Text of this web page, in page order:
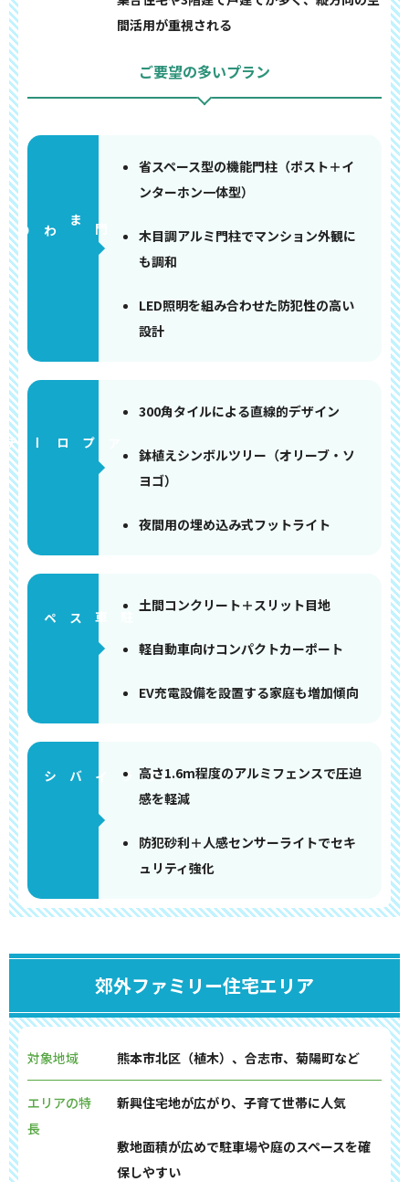
間活用が重視される
ご要望の多いプラン
門まわり
省スペース型の機能門柱（ポスト＋イ
ンターホン一体型）
木目調アルミ門柱でマンション外観に
も調和
LED照明を組み合わせた防犯性の高い
設計
アプローチ
300角タイルによる直線的デザイン
鉢植えシンボルツリー（オリーブ・ソ
ヨゴ）
夜間用の埋め込み式フットライト
土間コンクリート＋スリット目地
軽自動車向けコンパクトカーポート
EV充電設備を設置する家庭も増加傾向
高さ1.6m程度のアルミフェンスで圧迫
感を軽減
防犯砂利＋人感センサーライトでセキ
ュリティ強化
郊外ファミリー住宅エリア
対象地域 熊本市北区（植木）、合志市、菊陽町など
エリアの特
長
新興住宅地が広がり、子育て世帯に人気
敷地面積が広めで駐車場や庭のスペースを確
保しやすい